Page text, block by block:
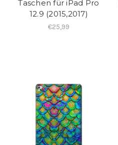
Taschen für iPad Pro
12.9 (2015,2017)
€25,99